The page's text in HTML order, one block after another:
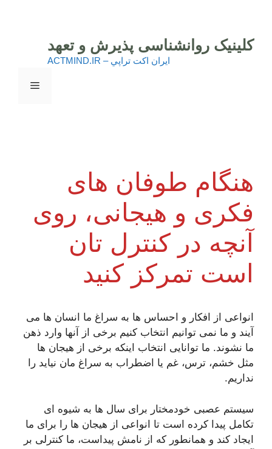
محتواکلینیک روانشناسی پذیرش و تعهد
ايران اكت تراپي – ACTMIND.IR
فهرست
هنگام طوفان های
فکری و هیجانی، روی
آنچه در کنترل تان
است تمرکز کنید
انواعی از افکار و احساس ها به سراغ ما انسان ها می
آیند و ما نمی توانیم انتخاب کنیم برخی از آنها وارد ذهن
ما نشوند. ما توانایی انتخاب اینکه برخی از هیجان ها
مثل خشم، ترس، غم یا اضطراب به سراغ مان نیاید را
نداریم.
سیستم عصبی خودمختار برای سال ها به شیوه ای
تکامل پیدا کرده است تا انواعی از هیجان ها را برای ما
ایجاد کند و همانطور که از نامش پیداست، ما کنترلی بر